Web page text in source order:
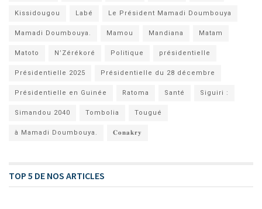
Kissidougou Labé Le Président Mamadi Doumbouya
Mamadi Doumbouya. Mamou Mandiana Matam
Matoto N’Zérékoré Politique présidentielle
Présidentielle 2025 Présidentielle du 28 décembre
Présidentielle en Guinée Ratoma Santé Siguiri :
Simandou 2040 Tombolia Tougué
à Mamadi Doumbouya. 𝐂𝐨𝐧𝐚𝐤𝐫𝐲
TOP 5 DE NOS ARTICLES